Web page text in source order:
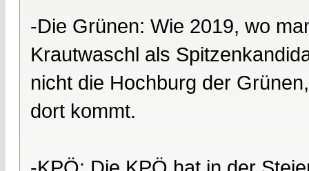
-Die Grünen: Wie 2019, wo
Krautwaschl als
nicht die Hochburg der
dort kommt.